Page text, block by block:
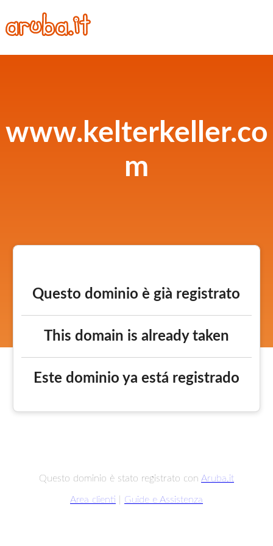
www.kelterkeller.co
m
Questo dominio è già registrato
This domain is already taken
Este dominio ya está registrado
Questo dominio è stato registrato con Aruba.it
Area clienti Guide e Assistenza